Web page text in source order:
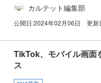
カルテット編集部
公開日:2024年02月06日 更新
TikTok、モバイル画面
ス